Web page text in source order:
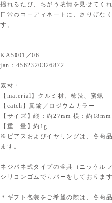
揺れるたび、ちがう表情を見せてく
日常のコーディネートに、さりげな
す。
KA5001／06
jan：4562320326872
素材：
【material】クルミ材、柿渋、蜜蝋
【catch】真鍮／ロジウムカラー
【サイズ】縦：約27mm 横：約
【重 量】約1g
※ピアスおよびイヤリングは、各商
ます。
ネジバネ式タイプの金具（ニッケル
シリコンゴムでカバーをしております
＊ギフト包装をご希望の際は、各商